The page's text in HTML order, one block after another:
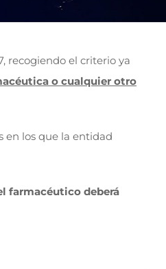
recogiendo el criterio ya
o cualquier otro
en los que la entidad
farmacéutico deberá